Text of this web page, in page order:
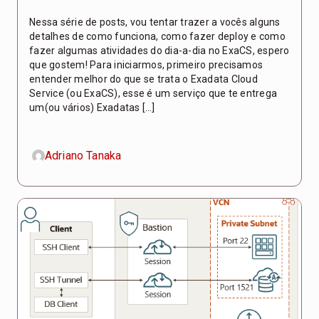
Nessa série de posts, vou tentar trazer a vocês alguns
detalhes de como funciona, como fazer deploy e como
fazer algumas atividades do dia-a-dia no ExaCS, espero
que gostem! Para iniciarmos, primeiro precisamos
entender melhor do que se trata o Exadata Cloud
Service (ou ExaCS), esse é um serviço que te entrega
um(ou vários) Exadatas […]
Adriano Tanaka